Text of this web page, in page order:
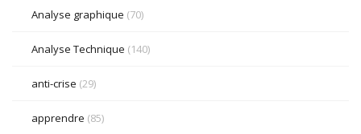
Analyse graphique (70)
Analyse Technique (140)
anti-crise (29)
apprendre (85)